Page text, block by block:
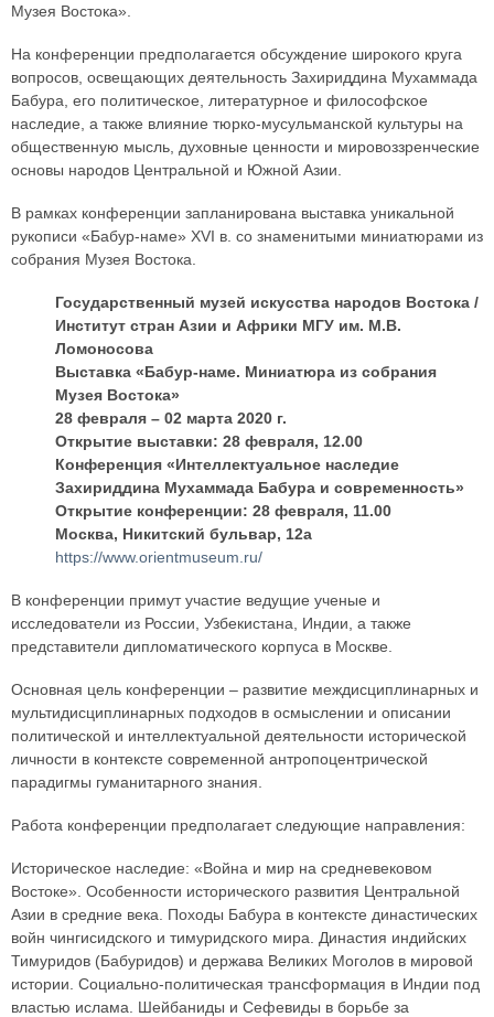
Музея Востока».
На конференции предполагается обсуждение широкого круга
вопросов, освещающих деятельность Захириддина Мухаммада
Бабура, его политическое, литературное и философское
наследие, а также влияние тюрко-мусульманской культуры на
общественную мысль, духовные ценности и мировоззренческие
основы народов Центральной и Южной Азии.
В рамках конференции запланирована выставка уникальной
рукописи «Бабур-наме» XVI в. со знаменитыми миниатюрами из
собрания Музея Востока.
Государственный музей искусства народов Востока /
Институт стран Азии и Африки МГУ им. М.В.
Ломоносова
Выставка «Бабур-наме. Миниатюра из собрания
Музея Востока»
28 февраля – 02 марта 2020 г.
Открытие выставки: 28 февраля, 12.00
Конференция «Интеллектуальное наследие
Захириддина Мухаммада Бабура и современность»
Открытие конференции: 28 февраля, 11.00
Москва, Никитский бульвар, 12а
https://www.orientmuseum.ru/
В конференции примут участие ведущие ученые и
исследователи из России, Узбекистана, Индии, а также
представители дипломатического корпуса в Москве.
Основная цель конференции – развитие междисциплинарных и
мультидисциплинарных подходов в осмыслении и описании
политической и интеллектуальной деятельности исторической
личности в контексте современной антропоцентрической
парадигмы гуманитарного знания.
Работа конференции предполагает следующие направления:
Историческое наследие: «Война и мир на средневековом
Востоке». Особенности исторического развития Центральной
Азии в средние века. Походы Бабура в контексте династических
войн чингисидского и тимуридского мира. Династия индийских
Тимуридов (Бабуридов) и держава Великих Моголов в мировой
истории. Социально-политическая трансформация в Индии под
властью ислама. Шейбаниды и Сефевиды в борьбе за